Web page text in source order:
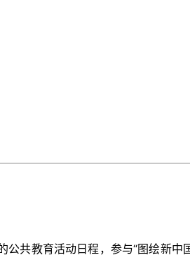
公共教育活动日程，参与“图绘新中